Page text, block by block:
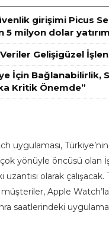
girişimi Picus
5 milyon dolar
Gelişigüzel
İçin Bağlanabilirlik,
Kritik Önemde”
uygulaması,
yönüyle öncüsü olan
olarak çalışacak.
Apple
saatlerindeki